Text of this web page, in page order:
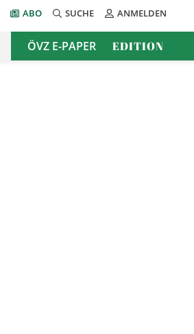
ABO SUCHE ANMELDEN
ÖVZ E-PAPER EDITION